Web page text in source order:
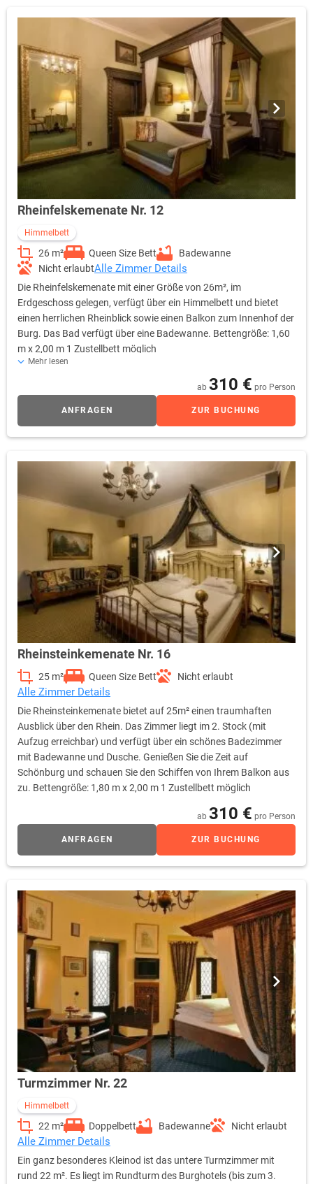
Rheinfelskemenate Nr. 12
Himmelbett
26 m² Queen Size Bett
Badewanne
Nicht erlaubtAlle Zimmer Details
Die Rheinfelskemenate mit einer Größe von 26m², im
Erdgeschoss gelegen, verfügt über ein Himmelbett und bietet
einen herrlichen Rheinblick sowie einen Balkon zum Innenhof der
Burg. Das Bad verfügt über eine Badewanne. Bettengröße: 1,60
m x 2,00 m 1 Zustellbett möglich
Mehr lesen
ab 310 € pro Person
ANFRAGEN ZUR BUCHUNG
Rheinsteinkemenate Nr. 16
25 m² Queen Size Bett Nicht erlaubt
Alle Zimmer Details
Die Rheinsteinkemenate bietet auf 25m² einen traumhaften
Ausblick über den Rhein. Das Zimmer liegt im 2. Stock (mit
Aufzug erreichbar) und verfügt über ein schönes Badezimmer
mit Badewanne und Dusche. Genießen Sie die Zeit auf
Schönburg und schauen Sie den Schiffen von Ihrem Balkon aus
zu. Bettengröße: 1,80 m x 2,00 m 1 Zustellbett möglich
ab 310 € pro Person
ANFRAGEN ZUR BUCHUNG
Turmzimmer Nr. 22
Himmelbett
22 m² Doppelbett Badewanne Nicht erlaubt
Alle Zimmer Details
Ein ganz besonderes Kleinod ist das untere Turmzimmer mit
rund 22 m². Es liegt im Rundturm des Burghotels (bis zum 3.